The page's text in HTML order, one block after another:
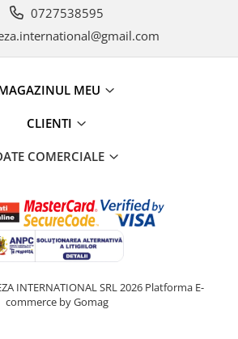
0727538595
MEU
CLIENTI
COMERCIALE
INTERNATIONAL SRL 2026 Platforma E-
commerce by Gomag